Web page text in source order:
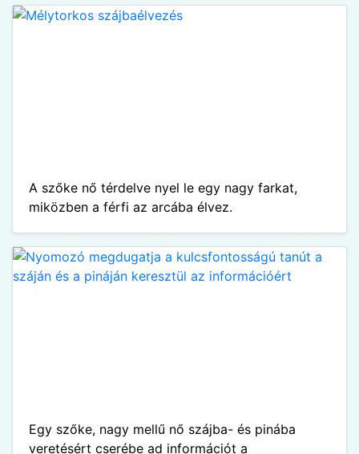
A szőke nő térdelve nyel le egy nagy farkat,
miközben a férfi az arcába élvez.
Egy szőke, nagy mellű nő szájba- és pinába
veretésért cserébe ad információt a